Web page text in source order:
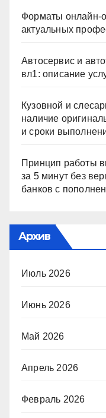
Форматы онлайн-
актуальных
Автосервис и
вл1: описание
Кузовной и
наличие
и сроки
Принцип работы
за 5 минут без
банков с
Архив
Июль 2026
Июнь 2026
Май 2026
Апрель 2026
Февраль 2026